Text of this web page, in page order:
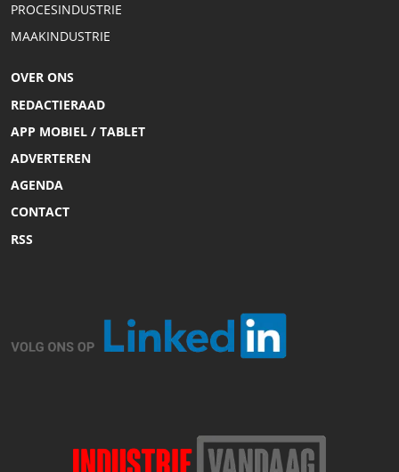
PROCESINDUSTRIE
MAAKINDUSTRIE
OVER ONS
REDACTIERAAD
APP MOBIEL / TABLET
ADVERTEREN
AGENDA
CONTACT
RSS